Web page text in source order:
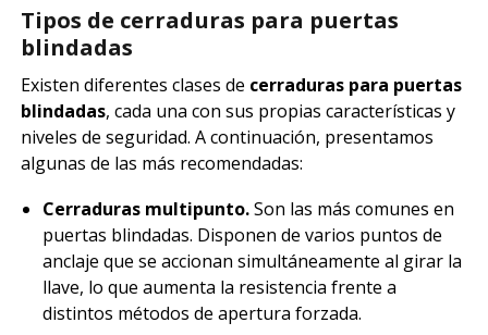
Tipos de cerraduras para puertas
blindadas
Existen diferentes clases de cerraduras para puertas
blindadas, cada una con sus propias características y
niveles de seguridad. A continuación, presentamos
algunas de las más recomendadas:
Cerraduras multipunto.Son las más comunes en
puertas blindadas. Disponen de varios puntos de
anclaje que se accionan simultáneamente al girar la
llave, lo que aumenta la resistencia frente a
distintos métodos de apertura forzada.